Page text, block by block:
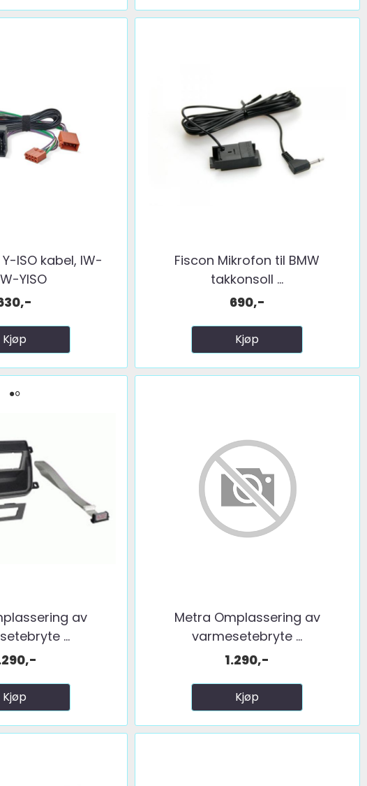
Y-ISO kabel, IW-
YISO
Kjøp
Fiscon Mikrofon til BMW
takkonsoll ...
690,-
Kjøp
av
...
Kjøp
Metra Omplassering av
varmesetebryte ...
1.290,-
Kjøp